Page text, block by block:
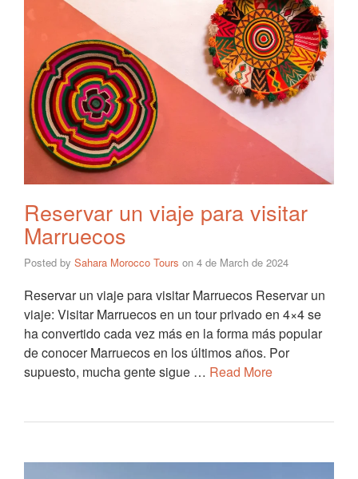
Reservar un viaje para visitar
Marruecos
Posted by Sahara Morocco Tours on 4 de March de 2024
Reservar un viaje para visitar Marruecos Reservar un
viaje: Visitar Marruecos en un tour privado en 4×4 se
ha convertido cada vez más en la forma más popular
de conocer Marruecos en los últimos años. Por
supuesto, mucha gente sigue … Read More